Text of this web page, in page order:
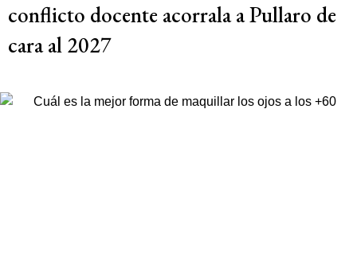
conflicto docente acorrala a Pullaro de
cara al 2027